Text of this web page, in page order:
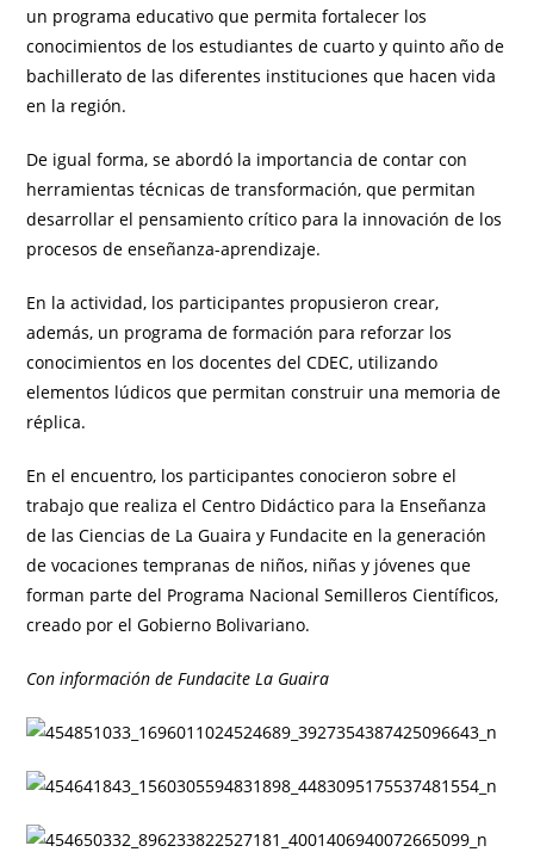
un programa educativo que permita fortalecer los
conocimientos de los estudiantes de cuarto y quinto año de
bachillerato de las diferentes instituciones que hacen vida
en la región.
De igual forma, se abordó la importancia de contar con
herramientas técnicas de transformación, que permitan
desarrollar el pensamiento crítico para la innovación de los
procesos de enseñanza-aprendizaje.
En la actividad, los participantes propusieron crear,
además, un programa de formación para reforzar los
conocimientos en los docentes del CDEC, utilizando
elementos lúdicos que permitan construir una memoria de
réplica.
En el encuentro, los participantes conocieron sobre el
trabajo que realiza el Centro Didáctico para la Enseñanza
de las Ciencias de La Guaira y Fundacite en la generación
de vocaciones tempranas de niños, niñas y jóvenes que
forman parte del Programa Nacional Semilleros Científicos,
creado por el Gobierno Bolivariano.
Con información de Fundacite La Guaira